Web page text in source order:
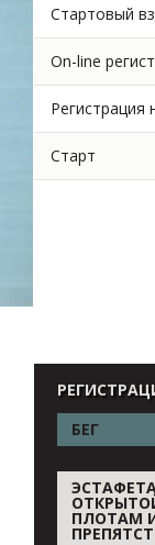
Стартовый
On-line
Регистрация
Старт
БЕГ
ПЛОТАМ